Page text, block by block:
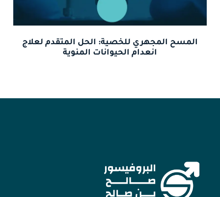
المسح المجهري للخصية: الحل المتقدم لعلاج
انعدام الحيوانات المنوية